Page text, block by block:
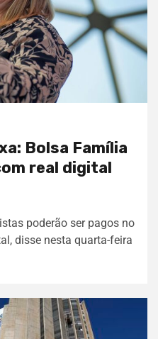
Bolsa Família
real digital
poderão ser pagos no
disse nesta quarta-feira